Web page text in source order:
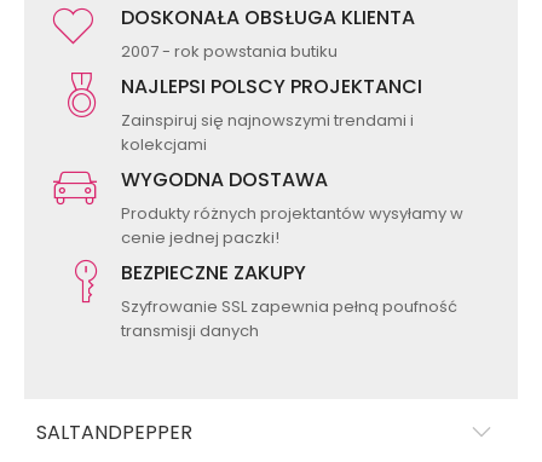
DOSKONAŁA OBSŁUGA KLIENTA
2007 - rok powstania butiku
NAJLEPSI POLSCY PROJEKTANCI
Zainspiruj się najnowszymi trendami i
kolekcjami
WYGODNA DOSTAWA
Produkty różnych projektantów wysyłamy w
cenie jednej paczki!
BEZPIECZNE ZAKUPY
Szyfrowanie SSL zapewnia pełną poufność
transmisji danych
SALTANDPEPPER